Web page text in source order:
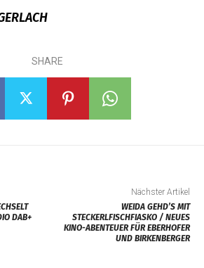
SHARE
DAB+
Nächster Artikel
WEIDA GEHD’S MIT
STECKERLFISCHFIASKO / NEUES
KINO-ABENTEUER FÜR EBERHOFER
UND BIRKENBERGER